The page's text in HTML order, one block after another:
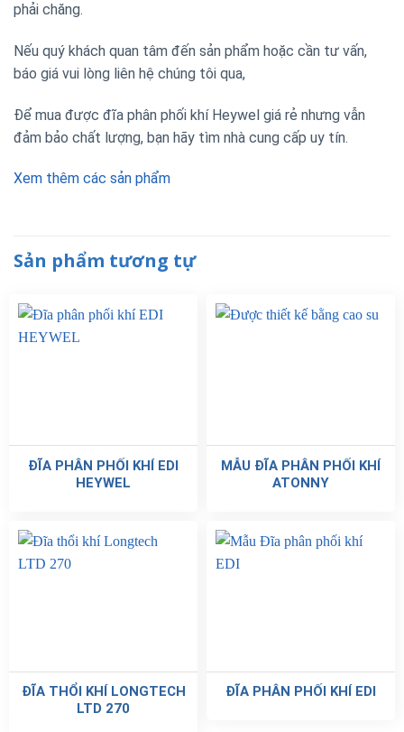
phải chăng.
Nếu quý khách quan tâm đến sản phẩm hoặc cần tư vấn,
báo giá vui lòng liên hệ chúng tôi qua,
Để mua được đĩa phân phối khí Heywel giá rẻ nhưng vẫn
đảm bảo chất lượng, bạn hãy tìm nhà cung cấp uy tín.
Xem thêm các sản phẩm
Sản phẩm tương tự
ĐĨA PHÂN PHỐI KHÍ EDI
HEYWEL
MẪU ĐĨA PHÂN PHỐI KHÍ
ATONNY
ĐĨA THỔI KHÍ LONGTECH
LTD 270
ĐĨA PHÂN PHỐI KHÍ EDI